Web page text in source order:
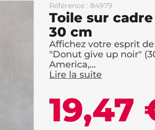
Référence : 84979
Toile sur
30 cm
Affichez votre esprit
"Donut give up noir"
America,...
Lire la suite
19,47